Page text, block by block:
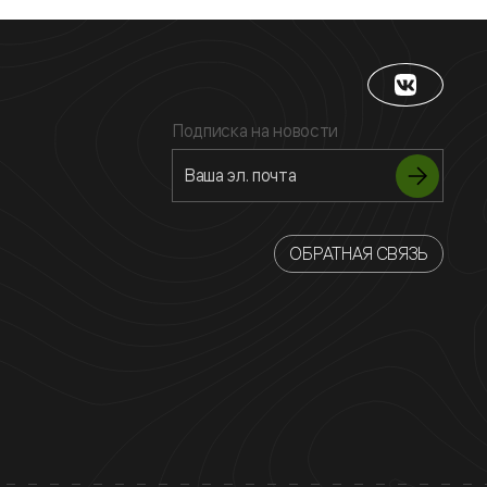
Подписка на новости
ОБРАТНАЯ СВЯЗЬ